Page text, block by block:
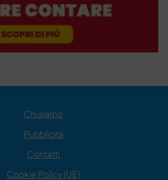
Chi siamo
Pubblicità
Contatti
Cookie Policy (UE)